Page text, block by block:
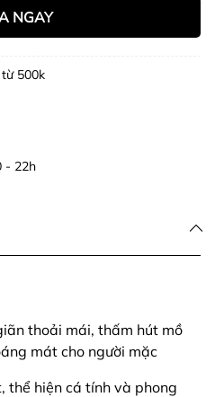
NGAY
500k
- 22h
thoải mái, thấm hút mồ
mát cho người mặc
thể hiện cá tính và phong